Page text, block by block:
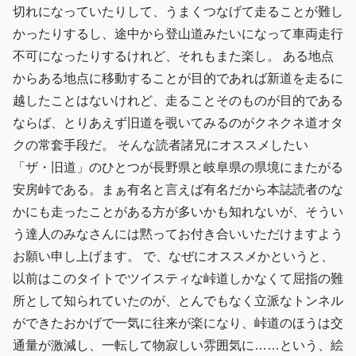
切れになっていたりして、うまくつなげて走ることが難し
かったりするし、途中から登山道みたいになって車両走行
不可になったりするけれど、それもまた楽し。 ある地点
からある地点に移動することが目的であれば新道を走るに
越したことはないけれど、走ることそのものが目的である
ならば、とりあえず旧道を覗いてみるのがクネクネ道オタ
クの常套手段だ。 そんな読者諸兄にオススメしたい
「ザ・旧道」のひとつが長野県と岐阜県の県境にまたがる
安房峠である。まぁ有名と言えば有名だから本誌読者のな
かにも走ったことがある方が多いかも知れないが、そうい
う達人のみなさんには黙ってお付き合いいただけますよう
お願い申し上げます。 で、なぜにオススメかというと、
以前はこのタイトでツイスティな峠道しかなくて屈指の難
所として知られていたのが、とんでもなく立派なトンネル
ができたおかげで一気に往来が楽になり、峠道のほうは交
通量が激減し、一転して物寂しい雰囲気に……という、絵